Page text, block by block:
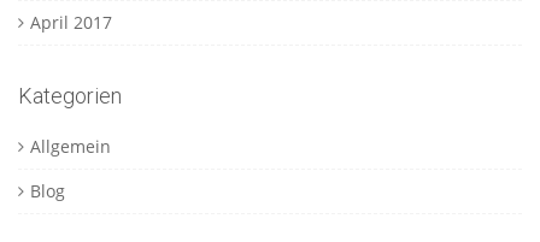
April 2017
Kategorien
Allgemein
Blog